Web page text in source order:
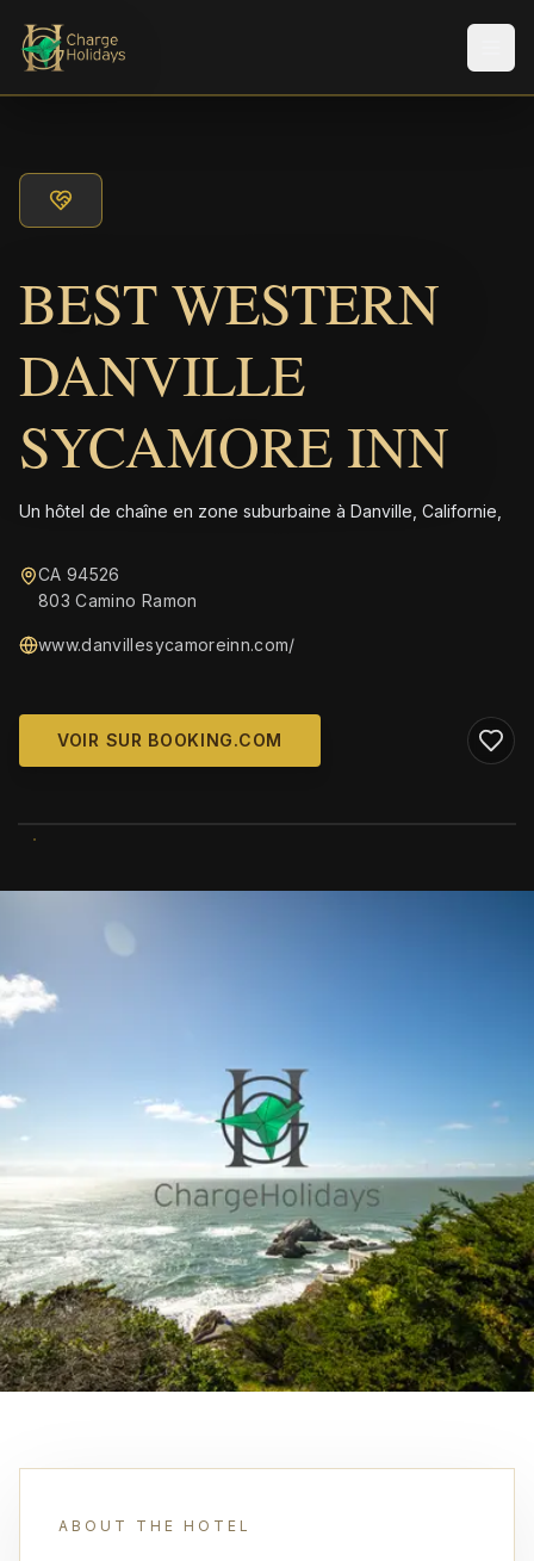
BEST WESTERN
DANVILLE
SYCAMORE INN
Un hôtel de chaîne en zone suburbaine à Danville, Californie,
CA 94526
803 Camino Ramon
www.danvillesycamoreinn.com/
VOIR SUR BOOKING.COM
ABOUT THE HOTEL